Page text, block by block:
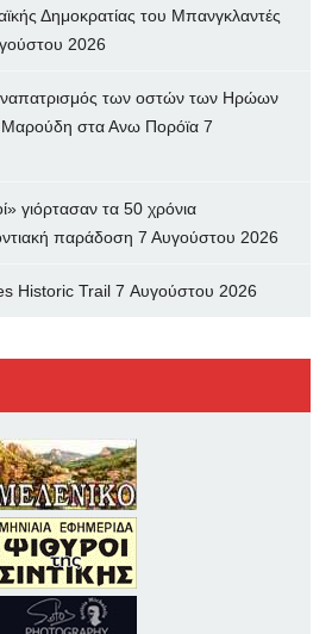
Δημοκρατίας του Μπανγκλαντές
2026
των oστών των Ηρώων
Μαρούδη στα Ανω Πορόϊα 7
γιόρτασαν τα 50 χρόνια
παράδοση 7 Αυγούστου 2026
Historic Trail 7 Αυγούστου 2026